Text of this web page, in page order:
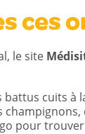
ces
le site
cuits à
pour